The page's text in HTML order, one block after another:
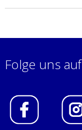
Folge uns auf